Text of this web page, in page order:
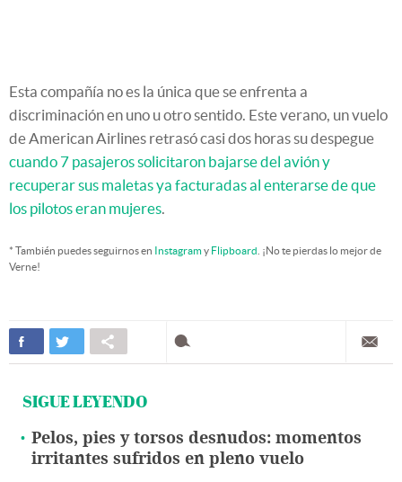
Esta compañía no es la única que se enfrenta a
discriminación en uno u otro sentido. Este verano, un vuelo
de American Airlines retrasó casi dos horas su despegue
cuando 7 pasajeros solicitaron bajarse del avión y
recuperar sus maletas ya facturadas al enterarse de que
los pilotos eran mujeres.
* También puedes seguirnos en Instagramy Flipboard . ¡No te pierdas lo mejor de
Verne!
SIGUE LEYENDO
Pelos, pies y torsos desnudos: momentos
irritantes sufridos en pleno vuelo